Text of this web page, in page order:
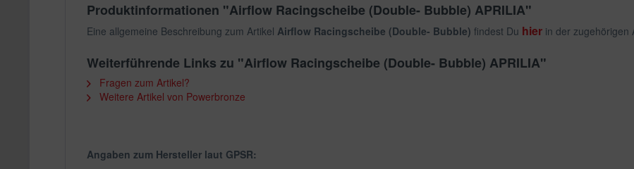
Produktinformationen "Airflow Racingscheibe (Double- Bubble) APRILIA"
Eine allgemeine Beschreibung zum Artikel Airflow Racingscheibe (Double- Bubble) findest Du hier in der zugehörigen
Weiterführende Links zu "Airflow Racingscheibe (Double- Bubble) APRILIA"
Fragen zum Artikel?
Weitere Artikel von Powerbronze
Angaben zum Hersteller laut GPSR: